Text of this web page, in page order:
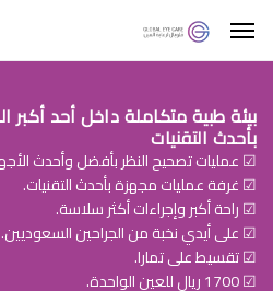
بيئة طبية متكاملة داخل أحد
بأحدث التقنيات
☑ عمليات تصحيح النظر بأفضل وأحدث
☑ غرفة عمليات مجهزة بأحدث التقنيات.
☑ راحة أكبر وإجراءات أكثر سلاسة.
☑ على أيدي نخبة من الجراحين السعوديين.
☑ تقسيط على تمارا.
☑ 1700 ريال للعين الواحدة.